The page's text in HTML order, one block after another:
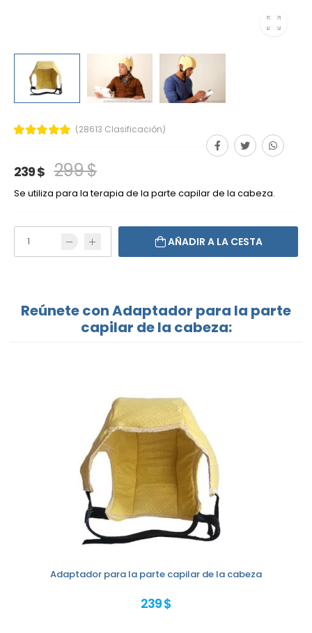
(28613 Clasificación)
239 $ 299 $
Se utiliza para la terapia de la parte capilar de la cabeza.
AÑADIR A LA CESTA
Reúnete con Adaptador para la parte
capilar de la cabeza:
Adaptador para la parte capilar de la cabeza
239 $